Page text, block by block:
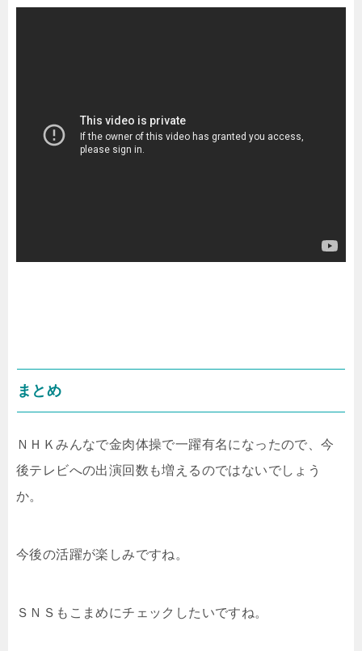
まとめ
ＮＨＫみんなで金肉体操で一躍有名になったので、今
後テレビへの出演回数も増えるのではないでしょう
か。
今後の活躍が楽しみですね。
ＳＮＳもこまめにチェックしたいですね。